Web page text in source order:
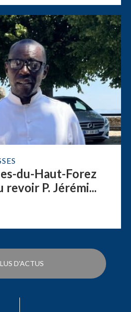
du-Haut-Forez
revoir P. Jérémi...
D'ACTUS